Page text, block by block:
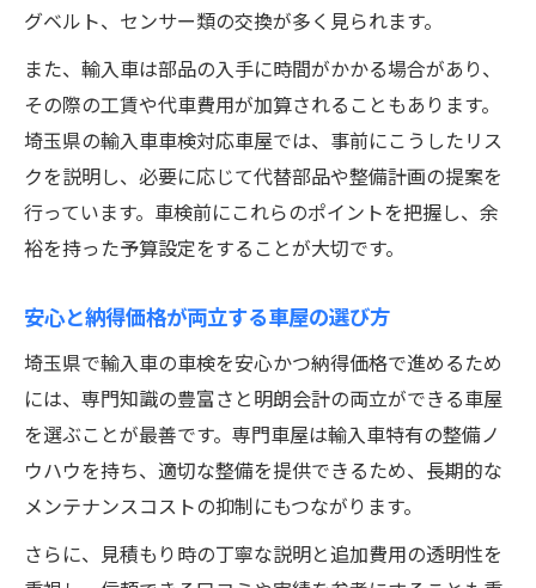
グベルト、センサー類の交換が多く見られます。
また、輸入車は部品の入手に時間がかかる場合があり、
その際の工賃や代車費用が加算されることもあります。
埼玉県の輸入車車検対応車屋では、事前にこうしたリス
クを説明し、必要に応じて代替部品や整備計画の提案を
行っています。車検前にこれらのポイントを把握し、余
裕を持った予算設定をすることが大切です。
安心と納得価格が両立する車屋の選び方
埼玉県で輸入車の車検を安心かつ納得価格で進めるため
には、専門知識の豊富さと明朗会計の両立ができる車屋
を選ぶことが最善です。専門車屋は輸入車特有の整備ノ
ウハウを持ち、適切な整備を提供できるため、長期的な
メンテナンスコストの抑制にもつながります。
さらに、見積もり時の丁寧な説明と追加費用の透明性を